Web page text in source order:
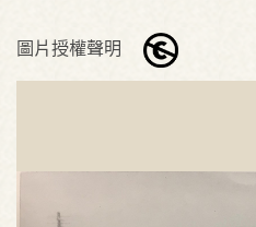
圖片授權聲明